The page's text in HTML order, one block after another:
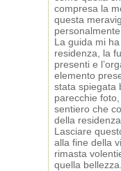
compresa la
questa
La guida mi
residenza, la
presenti e
elemento
stata spiegata
parecchie
sentiero che
della residenza.
Lasciare
alla fine della
rimasta
quella bellezza.